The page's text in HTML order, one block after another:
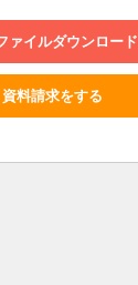
ァイルダウンロード
資料請求をする